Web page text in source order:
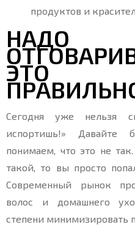
продуктов и
ЭТО
Сегодня уже нельзя
испортишь!»
понимаем, что это не
такой, то вы просто
Современный рынок
волос и домашнего
степени минимизировать